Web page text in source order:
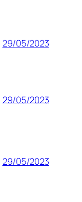
29/05/2023
29/05/2023
29/05/2023